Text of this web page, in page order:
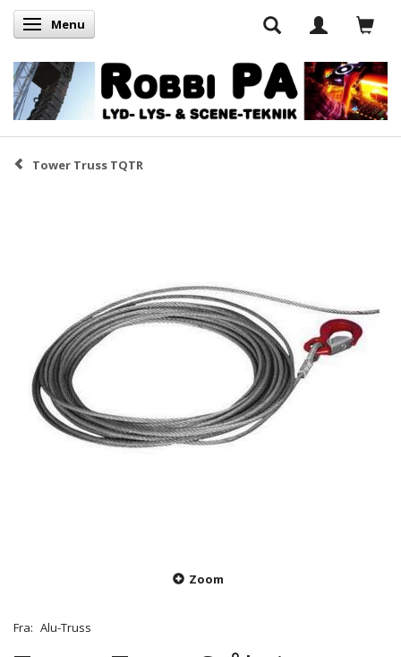
Skifte navigation
Menu
Tower Truss TQTR
Zoom
Fra: Alu-Truss